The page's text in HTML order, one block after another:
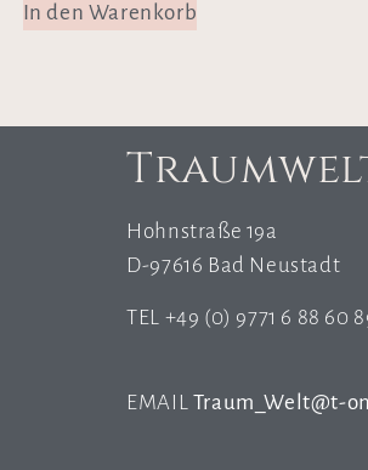
In den Warenkorb
Hohnstraße 19a
D-97616 Bad Neustadt
TEL +49 (0) 9771 6 88 60
EMAIL Traum_Welt@t-